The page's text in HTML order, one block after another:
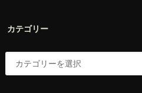
カテゴリー